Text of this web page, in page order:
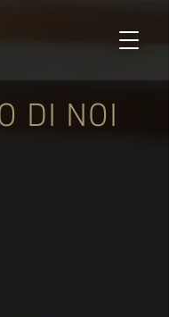
DI NOI